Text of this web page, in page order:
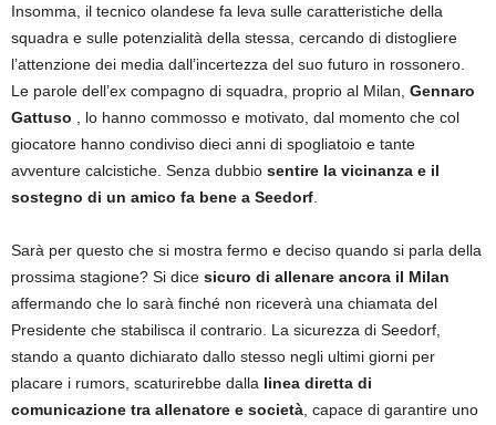
Insomma, il tecnico olandese fa leva sulle caratteristiche della
squadra e sulle potenzialità della stessa, cercando di distogliere
l’attenzione dei media dall’incertezza del suo futuro in rossonero.
Le parole dell’ex compagno di squadra, proprio al Milan, Gennaro
Gattuso
, lo hanno commosso e motivato, dal momento che col
giocatore hanno condiviso dieci anni di spogliatoio e tante
avventure calcistiche. Senza dubbio sentire la vicinanza e il
sostegno di un amico fa bene a Seedorf
Sarà per questo che si mostra fermo e deciso quando si parla della
prossima stagione? Si dice sicuro di allenare ancora il Milan
affermando che lo sarà finché non riceverà una chiamata del
Presidente che stabilisca il contrario. La sicurezza di Seedorf,
stando a quanto dichiarato dallo stesso negli ultimi giorni per
placare i rumors, scaturirebbe dalla linea diretta di
comunicazione tra allenatore e società , capace di garantire uno